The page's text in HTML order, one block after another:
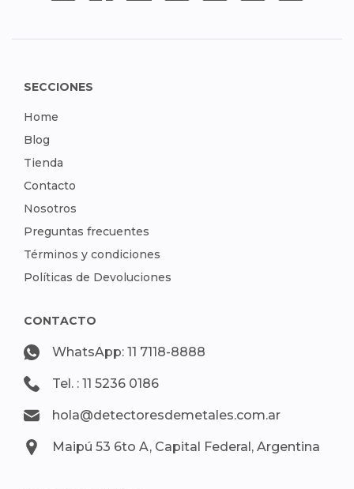
SECCIONES
Home
Blog
Tienda
Contacto
Nosotros
Preguntas frecuentes
Términos y condiciones
Políticas de Devoluciones
CONTACTO
WhatsApp: 11 7118-8888
Tel. : 11 5236 0186
hola@detectoresdemetales.com.ar
Maipú 53 6to A, Capital Federal, Argentina